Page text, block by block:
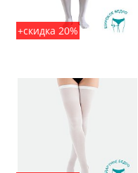
+скидка 20%